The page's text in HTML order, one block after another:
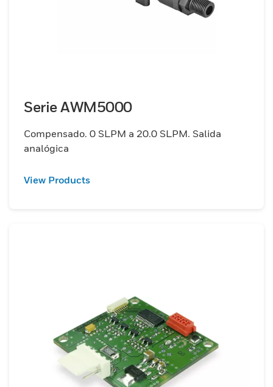
Serie AWM5000
Compensado. 0 SLPM a 20.0 SLPM. Salida
analógica
View Products